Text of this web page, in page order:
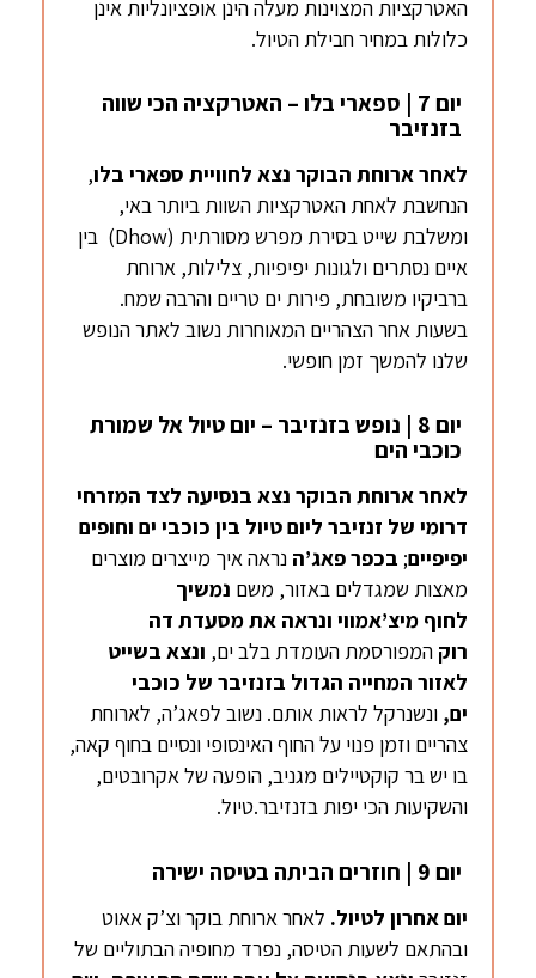
האטרקציות המצוינות מעלה הינן אופציונליות אינן
כלולות במחיר חבילת הטיול.
יום 7 | ספארי בלו – האטרקציה הכי שווה
בזנזיבר
לאחר ארוחת הבוקר נצא לחוויית ספארי בלו,
הנחשבת לאחת האטרקציות השוות ביותר באי,
ומשלבת שייט בסירת מפרש מסורתית (Dhow) בין
איים נסתרים ולגונות יפיפיות, צלילות, ארוחת
ברביקיו משובחת, פירות ים טריים והרבה שמח.
בשעות אחר הצהריים המאוחרות נשוב לאתר הנופש
שלנו להמשך זמן חופשי.
יום 8 | נופש בזנזיבר – יום טיול אל שמורת
כוכבי הים
לאחר ארוחת הבוקר נצא בנסיעה לצד המזרחי
דרומי של זנזיבר ליום טיול בין כוכבי ים וחופים
יפיפיים; בכפרפאג’ה נראה איך מייצרים מוצרים
מאצות שמגדלים באזור, משם נמשיך
לחוףמיצ’אמווי ונראה את מסעדת דה
רוק המפורסמת העומדת בלב ים, ונצא בשייט
לאזור המחייה הגדול בזנזיבר של כוכבי
ים,ונשנרקל לראות אותם. נשוב לפאג’ה, לארוחת
צהריים וזמן פנוי על החוף האינסופי ונסיים בחוף קאה,
בו יש בר קוקטיילים מגניב, הופעה של אקרובטים,
והשקיעות הכי יפות בזנזיבר.טיול.
יום 9 | חוזרים הביתה בטיסה ישירה
יום אחרון לטיול. לאחר ארוחת בוקר וצ’ק אאוט
ובהתאם לשעות הטיסה, נפרד מחופיה הבתוליים של